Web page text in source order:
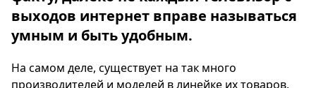
выходов интернет вправе называться
умным и быть удобным.
На самом деле, существует на так много
производителей и моделей в линейке их товаров,